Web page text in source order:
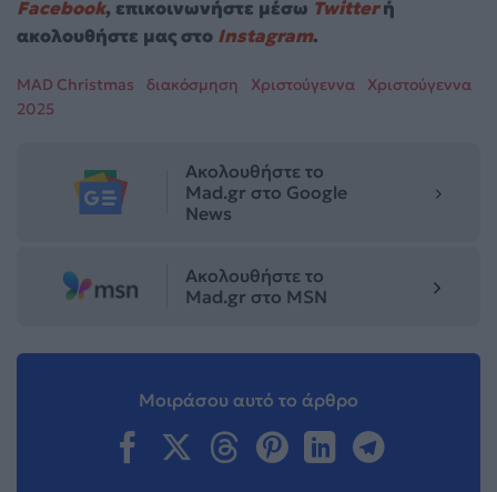
Facebook, επικοινωνήστε μέσω Twitterή
ακολουθήστε μας στο Instagram.
MAD Christmas διακόσμηση Χριστούγεννα
Χριστούγεννα
2025
Ακολουθήστε το
Mad.gr στο Google
News
Ακολουθήστε το
Mad.gr στο MSN
Μοιράσου αυτό το άρθρο